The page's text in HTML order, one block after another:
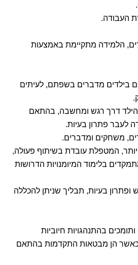
העבודה.
הלמידה מתקיימת באמצעות
בילדים מדברים בשפתם, לעיתים
דרך רגש ומחשבה, בהתאם
לעבר פתרון בעיות.
משחקים ומדברים.
יותר, המטפלת עובדת בשיתוף פעולה,
בלימוד המיומנויות הדרושות
בעיות, תבליך שניתן להכללה
בהתנהגויות חיוביות
כאשר הן מבטאות התקדמות בהתאם